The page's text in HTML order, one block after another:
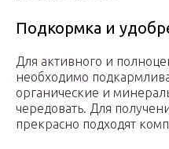
Подкормка и
Для активного и
необходимо
органические и
чередовать. Для
прекрасно подходят